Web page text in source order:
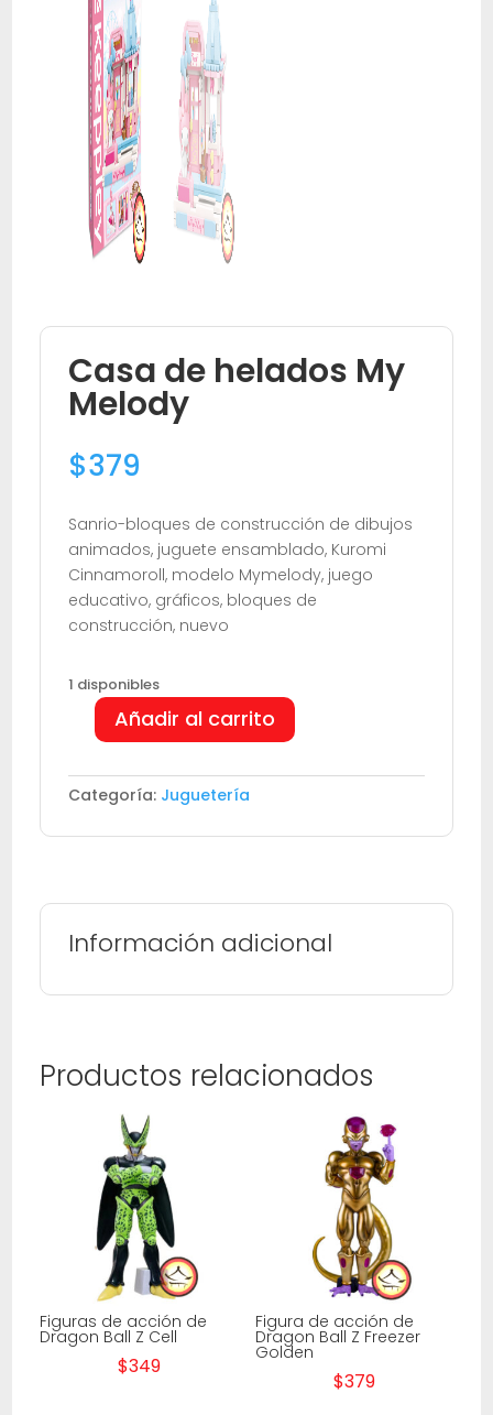
Casa de helados My
Melody
$379
Sanrio-bloques de construcción de dibujos
animados, juguete ensamblado, Kuromi
Cinnamoroll, modelo Mymelody, juego
educativo, gráficos, bloques de
construcción, nuevo
1 disponibles
Casa
helados
My
Melody
Añadir al carrito
Categoría: Juguetería
Información adicional
Productos relacionados
Figuras de acción de
Dragon Ball Z Cell
$349
Figura de acción de
Dragon Ball Z Freezer
Golden
$379